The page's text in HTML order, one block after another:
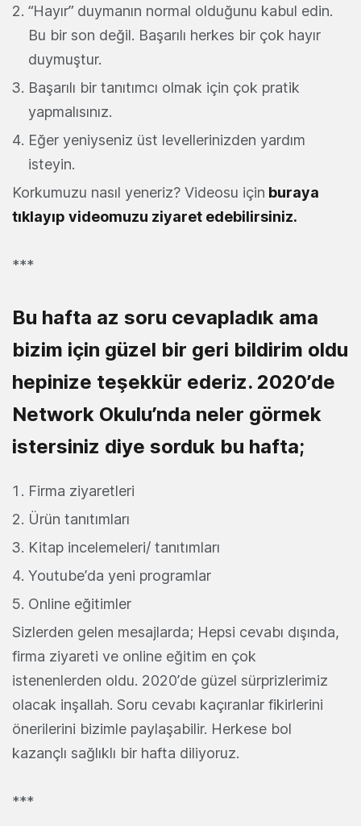
“Hayır” duymanın normal olduğunu kabul edin.
Bu bir son değil. Başarılı herkes bir çok hayır
duymuştur.
Başarılı bir tanıtımcı olmak için çok pratik
yapmalısınız.
Eğer yeniyseniz üst levellerinizden yardım
isteyin.
Korkumuzu nasıl yeneriz? Videosu için buraya
tıklayıp videomuzu ziyaret edebilirsiniz.
***
Bu hafta az soru cevapladık ama
bizim için güzel bir geri bildirim oldu
hepinize teşekkür ederiz. 2020’de
Network Okulu’nda neler görmek
istersiniz diye sorduk bu hafta;
Firma ziyaretleri
Ürün tanıtımları
Kitap incelemeleri/ tanıtımları
Youtube’da yeni programlar
Online eğitimler
Sizlerden gelen mesajlarda; Hepsi cevabı dışında,
firma ziyareti ve online eğitim en çok
istenenlerden oldu. 2020’de güzel sürprizlerimiz
olacak inşallah. Soru cevabı kaçıranlar fikirlerini
önerilerini bizimle paylaşabilir. Herkese bol
kazançlı sağlıklı bir hafta diliyoruz.
***